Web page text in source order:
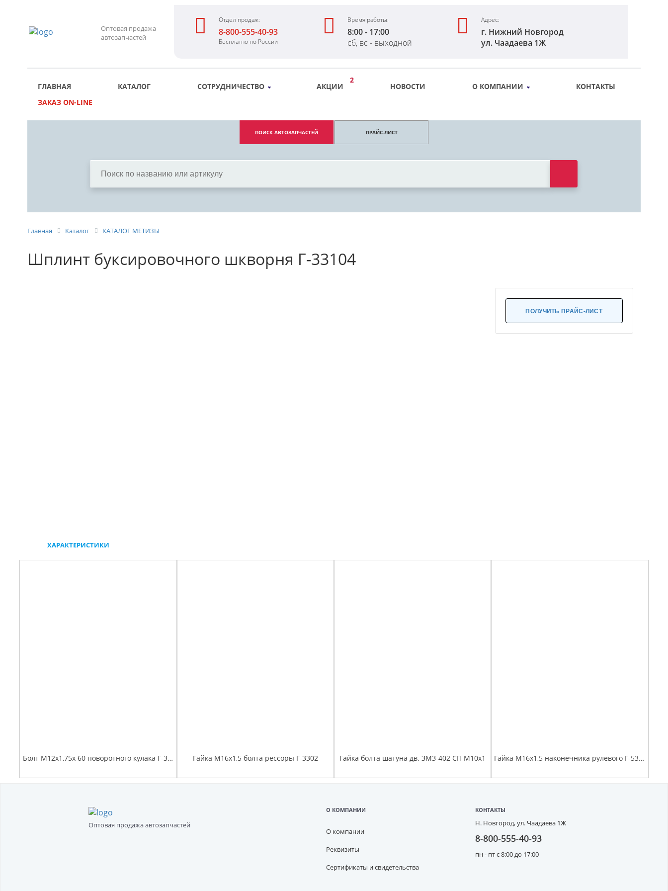
Оптовая продажа
автозапчастей
Отдел продаж:
8-800-555-40-93
Бесплатно по России
Время работы:
8:00 - 17:00
сб, вс - выходной
Адрес:
г. Нижний Новгород
ул. Чаадаева 1Ж
ГЛАВНАЯ КАТАЛОГ СОТРУДНИЧЕСТВО АКЦИИ
2
НОВОСТИ О КОМПАНИИ
КОНТАКТЫ
ЗАКАЗ ON-LINE
ПОИСК АВТОЗАПЧАСТЕЙ ПРАЙС-ЛИСТ
Главная Каталог КАТАЛОГ МЕТИЗЫ
Шплинт буксировочного шкворня Г-33104
ПОЛУЧИТЬ ПРАЙС-ЛИСТ
ХАРАКТЕРИСТИКИ
Болт М12х1,75х 60 поворотного кулака Г-3302 Гайка М16х1,5 болта рессоры Г-3302 Гайка болта шатуна дв. ЗМЗ-402 СП М10х1 Гайка М16х1,5 наконечника рулевого Г-53, 3307, 3302
Оптовая продажа автозапчастей
О КОМПАНИИ
О компании
Реквизиты
Сертификаты и свидетельства
КОНТАКТЫ
Н. Новгород,ул. Чаадаева 1Ж
8-800-555-40-93
пн - пт с 8:00 до 17:00